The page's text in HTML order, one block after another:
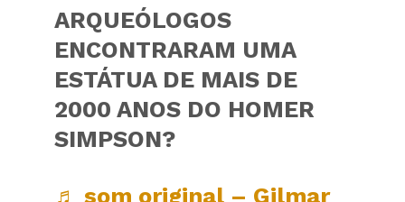
ARQUEÓLOGOS
ENCONTRARAM UMA
ESTÁTUA DE MAIS DE
2000 ANOS DO HOMER
SIMPSON?
♬ som original – Gilmar